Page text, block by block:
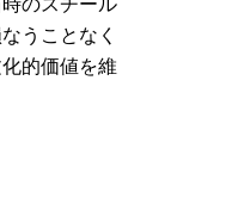
うことなく
的価値を維